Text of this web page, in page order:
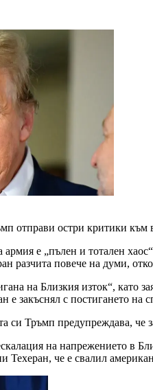
отправи остри критики
е „пълен и тотален
разчита повече на думи,
на Близкия изток“, като
е закъснял с постигането на
си Тръмп предупреждава, че
на напрежението в
Техеран, че е свалил